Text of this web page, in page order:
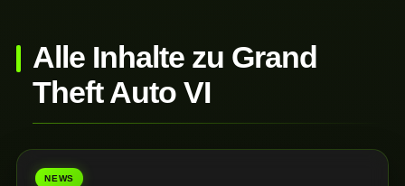
Alle Inhalte zu Grand
Theft Auto VI
NEWS